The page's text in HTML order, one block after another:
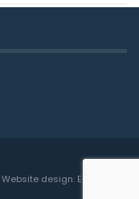
Website design: Engedal